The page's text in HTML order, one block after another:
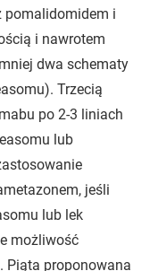
pomalidomidem i
i nawrotem
dwa schematy
Trzecią
po 2-3 liniach
lub
jeśli
lub lek
możliwość
Piąta proponowana